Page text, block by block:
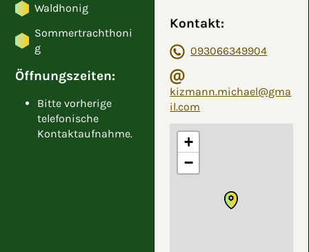
Waldhonig
Sommertrachthoni
g
Öffnungszeiten:
Bitte vorherige
telefonische
Kontaktaufnahme.
Kontakt:
093066349904
kizmann.michael@gma
il.com
+
−